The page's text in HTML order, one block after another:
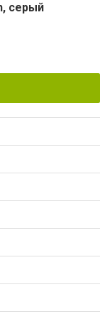
серый